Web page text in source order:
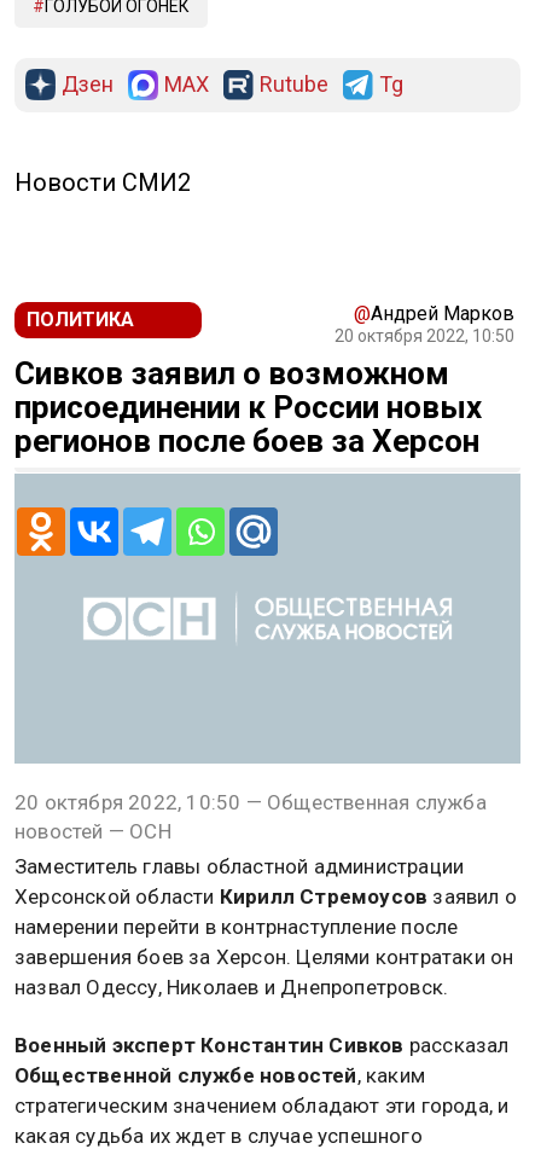
ГОЛУБОЙ ОГОНЕК
Дзен MAX Rutube Tg
Новости СМИ2
ПОЛИТИКА @Андрей Марков
20 октября 2022, 10:50
Сивков заявил о возможном
присоединении к России новых
регионов после боев за Херсон
20 октября 2022, 10:50 — Общественная служба
новостей — ОСН
Заместитель главы областной администрации
Херсонской области Кирилл Стремоусов заявил о
намерении перейти в контрнаступление после
завершения боев за Херсон. Целями контратаки он
назвал Одессу, Николаев и Днепропетровск.
Военный эксперт Константин Сивков рассказал
Общественной службе новостей, каким
стратегическим значением обладают эти города, и
какая судьба их ждет в случае успешного